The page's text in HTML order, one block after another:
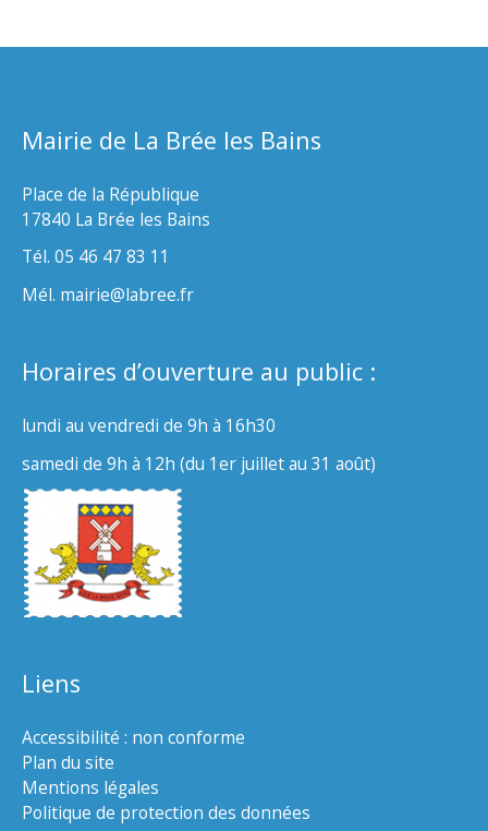
Mairie de La Brée les Bains
Place de la République
17840 La Brée les Bains
Tél. 05 46 47 83 11
Mél. mairie@labree.fr
Horaires d’ouverture au public :
lundi au vendredi de 9h à 16h30
samedi de 9h à 12h (du 1er juillet au 31 août)
Liens
Accessibilité : non conforme
Plan du site
Mentions légales
Politique de protection des données